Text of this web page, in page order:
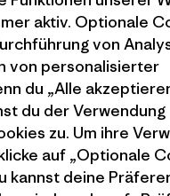
Industry program
Affiliate-Programm
Patagonia Österreich
Seitenverzeichnis
aktiv. Optionale
von
von personalisierter
du „Alle
du der Verwendung
zu. Um ihre
auf „Optionale
kannst deine